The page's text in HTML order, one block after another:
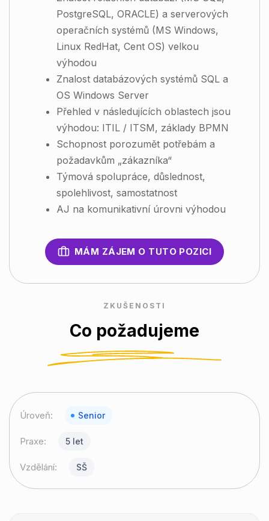
PostgreSQL, ORACLE) a serverových
operačních systémů (MS Windows,
Linux RedHat, Cent OS) velkou
výhodou
Znalost databázových systémů SQL a
OS Windows Server
Přehled v následujících oblastech jsou
výhodou: ITIL / ITSM, základy BPMN
Schopnost porozumět potřebám a
požadavkům „zákazníka“
Týmová spolupráce, důslednost,
spolehlivost, samostatnost
AJ na komunikativní úrovni výhodou
MÁM ZÁJEM O TUTO POZICI
ZKUŠENOSTI
Co požadujeme
Úroveň: Senior
Praxe: 5 let
Vzdělání: SŠ